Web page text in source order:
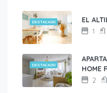
DESTACADO EL
1
DESTACADO
HOME
2